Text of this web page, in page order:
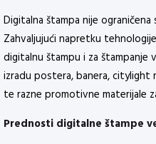
Digitalna štampa nije
Zahvaljujući napretku
digitalnu štampu i za
izradu postera, banera, citylight
te razne promotivne materijale
Prednosti digitalne štampe